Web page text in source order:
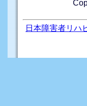
日本障害者リハ